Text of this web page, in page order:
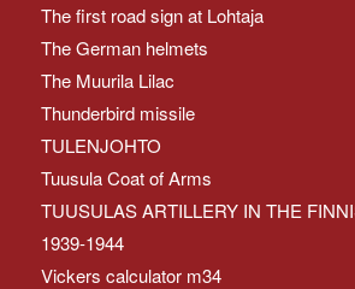
The first road sign at Lohtaja
The German helmets
The Muurila Lilac
Thunderbird missile
TULENJOHTO
Tuusula Coat of Arms
TUUSULAS ARTILLERY IN THE
1939-1944
Vickers calculator m34